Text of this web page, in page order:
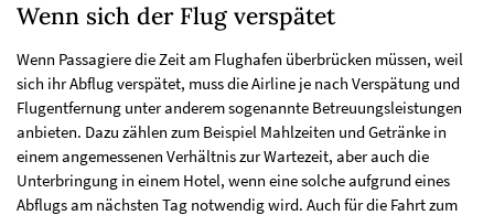
Wenn sich der Flug verspätet
Wenn Passagiere die Zeit am Flughafen überbrücken müssen, weil
sich ihr Abflug verspätet, muss die Airline je nach Verspätung und
Flugentfernung unter anderem sogenannte Betreuungsleistungen
anbieten. Dazu zählen zum Beispiel Mahlzeiten und Getränke in
einem angemessenen Verhältnis zur Wartezeit, aber auch die
Unterbringung in einem Hotel, wenn eine solche aufgrund eines
Abflugs am nächsten Tag notwendig wird. Auch für die Fahrt zum